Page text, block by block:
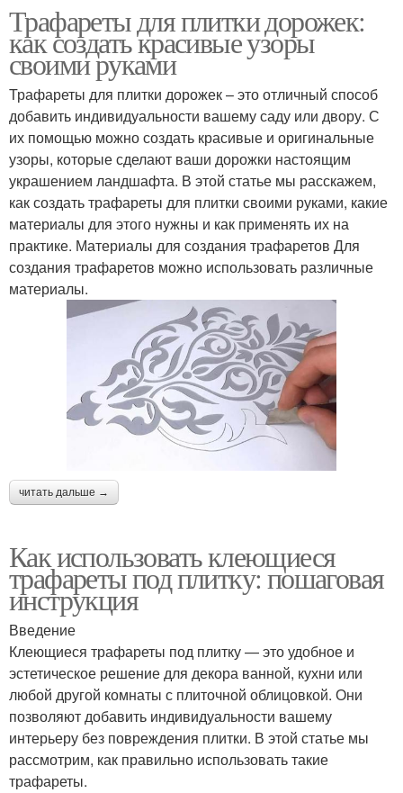
Трафареты для плитки дорожек:
как создать красивые узоры
своими руками
Трафареты для плитки дорожек – это отличный способ
добавить индивидуальности вашему саду или двору. С
их помощью можно создать красивые и оригинальные
узоры, которые сделают ваши дорожки настоящим
украшением ландшафта. В этой статье мы расскажем,
как создать трафареты для плитки своими руками, какие
материалы для этого нужны и как применять их на
практике. Материалы для создания трафаретов Для
создания трафаретов можно использовать различные
материалы.
читать дальше →
Как использовать клеющиеся
трафареты под плитку: пошаговая
инструкция
Введение
Клеющиеся трафареты под плитку — это удобное и
эстетическое решение для декора ванной, кухни или
любой другой комнаты с плиточной облицовкой. Они
позволяют добавить индивидуальности вашему
интерьеру без повреждения плитки. В этой статье мы
рассмотрим, как правильно использовать такие
трафареты.